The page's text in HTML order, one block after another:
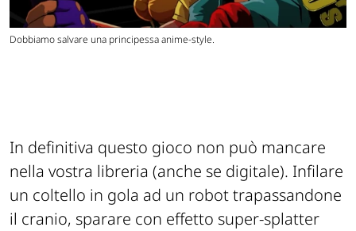
Dobbiamo salvare una principessa anime-style.
In definitiva questo gioco non può mancare
nella vostra libreria (anche se digitale). Infilare
un coltello in gola ad un robot trapassandone
il cranio, sparare con effetto super-splatter